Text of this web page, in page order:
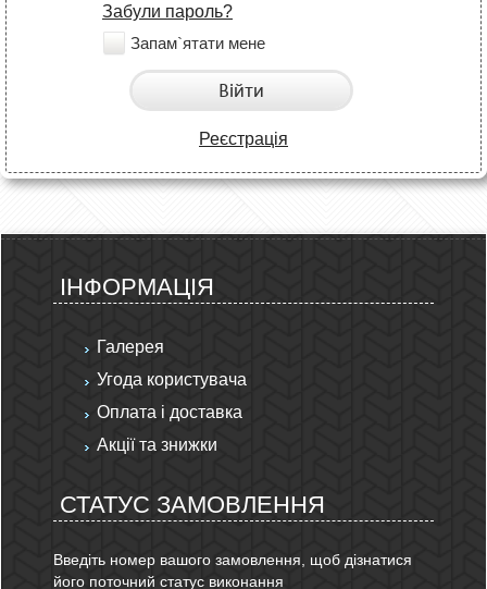
Забули пароль?
Запам`ятати мене
Війти
Реєстрація
ІНФОРМАЦІЯ
Галерея
Угода користувача
Оплата і доставка
Акції та знижки
СТАТУС ЗАМОВЛЕННЯ
Введіть номер вашого замовлення, щоб дізнатися
його поточний статус виконання